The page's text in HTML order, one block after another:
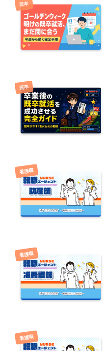
既卒
既卒
看護職
看護職
看護職